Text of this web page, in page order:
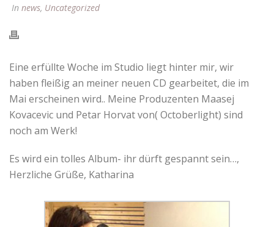
In news, Uncategorized
Eine erfüllte Woche im Studio liegt hinter mir, wir
haben fleißig an meiner neuen CD gearbeitet, die im
Mai erscheinen wird.. Meine Produzenten Maasej
Kovacevic und Petar Horvat von( Octoberlight) sind
noch am Werk!
Es wird ein tolles Album- ihr dürft gespannt sein…,
Herzliche Grüße, Katharina